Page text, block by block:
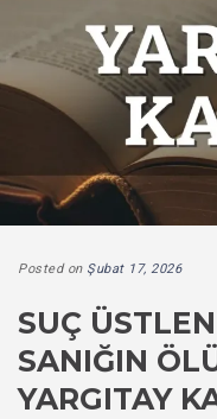
Posted on Şubat 17, 2026
SUÇ
SANIĞIN
YARGITAY